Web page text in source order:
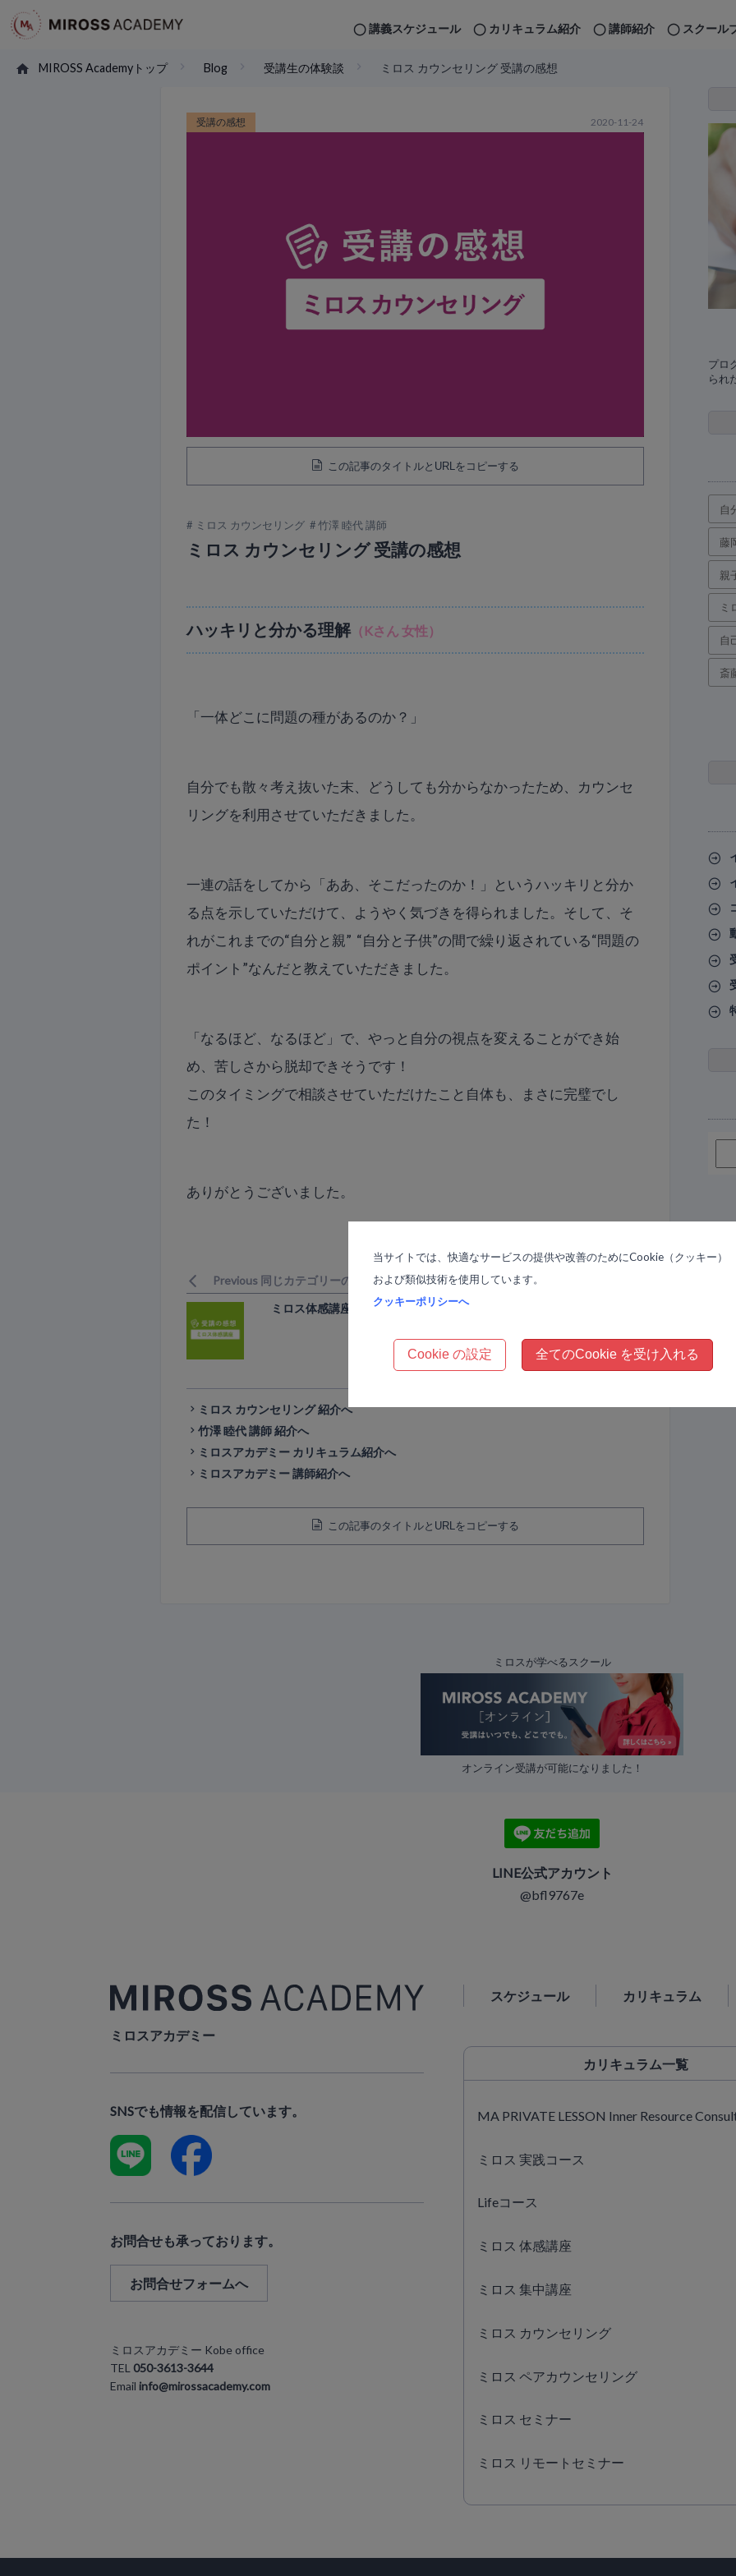
スクール
講師紹介
カリキュラム紹介
講義スケジュール
MIROSS Academyトップ Blog 受講生の体験談 ミロス カウンセリング 受講の感想
2020-11-24
受講の感想
この記事のタイトルとURLをコピーする
ミロス カウンセリング 竹澤 睦代 講師
ミロス カウンセリング 受講の感想
ハッキリと分かる理解（Kさん 女性）
「一体どこに問題の種があるのか？」
自分でも散々考え抜いた末、どうしても分からなかったため、カウンセ
リングを利用させていただきました。
一連の話をしてから「ああ、そこだったのか！」というハッキリと分か
る点を示していただけて、ようやく気づきを得られました。そして、そ
れがこれまでの“自分と親” “自分と子供”の間で繰り返されている“問題の
ポイント”なんだと教えていただきました。
「なるほど、なるほど」で、やっと自分の視点を変えることができ始
め、苦しさから脱却できそうです！
このタイミングで相談させていただけたこと自体も、まさに完璧でし
た！
ありがとうございました。
Previous 同じカテゴリーの前の記事
ミロス体感講座 受講の感想
Next 同じカテゴリーの次の記事
ミロス体感講座 受講の感想
ミロス カウンセリング 紹介へ
竹澤 睦代 講師 紹介へ
ミロスアカデミー カリキュラム紹介へ
ミロスアカデミー 講師紹介へ
この記事のタイトルとURLをコピーする
プロ
られ
自
藤
親
ミ
自
斎
ミロスが学べるスクール
オンライン受講が可能になりました！
LINE公式アカウント
@bfl9767e
ミロスアカデミー
スケジュール カリキュラム
カリキュラム一覧
MA PRIVATE LESSON Inner Resource
ミロス 実践コース
Lifeコース
ミロス 体感講座
ミロス 集中講座
ミロス カウンセリング
ミロス ペアカウンセリング
ミロス セミナー
ミロス リモートセミナー
SNSでも情報を配信しています。
お問合せも承っております。
お問合せフォームへ
ミロスアカデミー Kobe office
TEL 050-3613-3644
Emailinfo@mirossacademy.com
当サイトでは、快適なサービスの提供や改善のためにCookie（クッキー）
および類似技術を使用しています。
クッキーポリシーへ
Cookie の設定 全てのCookie を受け入れる